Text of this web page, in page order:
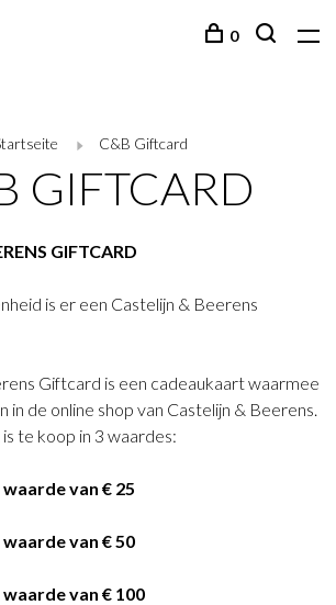
0
C&B Giftcard
GIFTCARD
GIFTCARD
is er een Castelijn & Beerens
Giftcard is een cadeaukaart waarmee
in de online shop van Castelijn & Beerens.
te koop in 3 waardes:
van € 25
van € 50
van € 100